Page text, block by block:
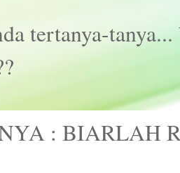
tertanya-
: BIARLAH